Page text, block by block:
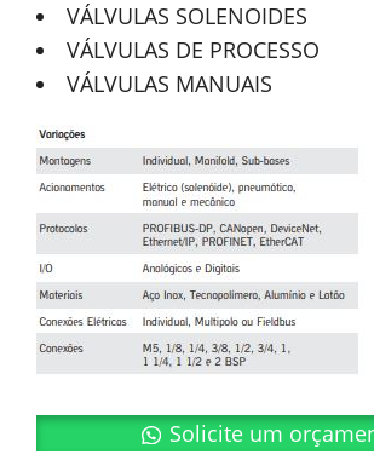
VÁLVULAS SOLENOIDES
VÁLVULAS DE PROCESSO
VÁLVULAS MANUAIS
Solicite um